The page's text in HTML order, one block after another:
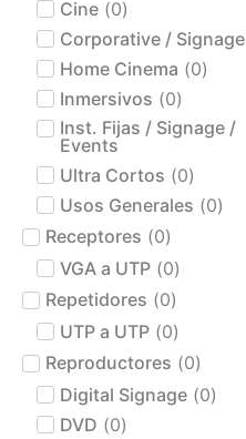
Cine (0)
Corporative / Signage
Home Cinema (0)
Inmersivos (0)
Inst. Fijas / Signage /
Events
Ultra Cortos (0)
Usos Generales (0)
Receptores (0)
VGA a UTP (0)
Repetidores (0)
UTP a UTP (0)
Reproductores (0)
Digital Signage (0)
DVD (0)